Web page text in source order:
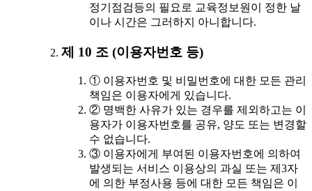
정기점검등의 필요로 교육정보원이 정한 날
이나 시간은 그러하지 아니합니다.
제 10 조 (이용자번호 등)
① 이용자번호 및 비밀번호에 대한 모든 관리
책임은 이용자에게 있습니다.
② 명백한 사유가 있는 경우를 제외하고는 이
용자가 이용자번호를 공유, 양도 또는 변경할
수 없습니다.
③ 이용자에게 부여된 이용자번호에 의하여
발생되는 서비스 이용상의 과실 또는 제3자
에 의한 부정사용 등에 대한 모든 책임은 이